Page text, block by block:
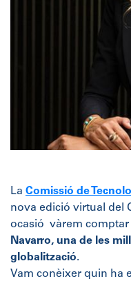
La Comissió de
nova edició virtual del
ocasió vàrem comptar
Navarro, una de les
globalització.
Vam conèixer quin ha